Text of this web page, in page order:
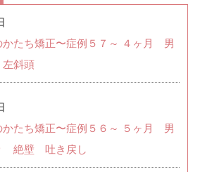
たち矯正〜症例５７～ ４ヶ月 男
斜頭
たち矯正〜症例５６～ ５ヶ月 男
絶壁 吐き戻し